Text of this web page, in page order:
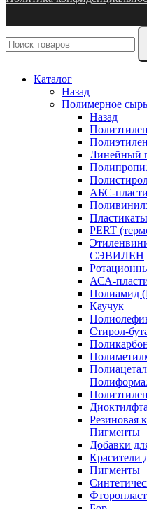
Каталог
Назад
Полимерное
Назад
Линейный
АБС-
PERT
СЭВИЛЕН
АСА-
Полиамид
Каучук
Стирол-
Резиновая
Пигменты
Добавки
Красители
Пигменты
Фторопласт